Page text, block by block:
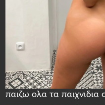
παιζω ολα τα παιχνιδια